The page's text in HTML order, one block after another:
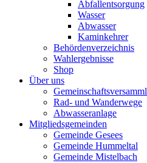
Abfallentsorgung
Wasser
Abwasser
Kaminkehrer
Behördenverzeichnis
Wahlergebnisse
Shop
Über uns
Rad- und Wanderwege
Abwasseranlage
Mitgliedsgemeinden
Gemeinde Gesees
Gemeinde Hummeltal
Gemeinde Mistelbach